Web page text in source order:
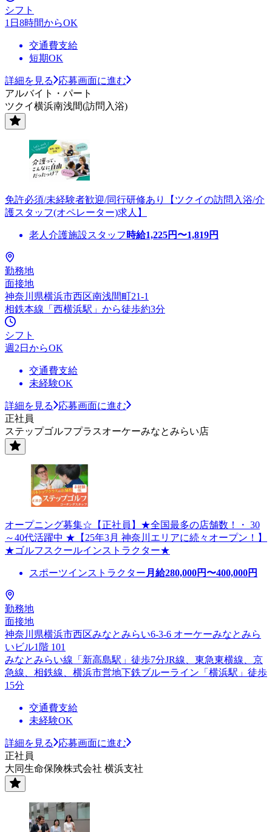
シフト
1日8時間からOK
交通費支給
短期OK
詳細を見る
応募画面に進む
アルバイト・パート
ツクイ横浜南浅間(訪問入浴)
免許必須/未経験者歓迎/同行研修あり【ツクイの訪問入浴/介
護スタッフ(オペレーター)求人】
老人介護施設スタッフ 時給1,225円〜1,819円
勤務地
面接地
神奈川県横浜市西区南浅間町21-1
相鉄本線「西横浜駅」から徒歩約3分
シフト
週2日からOK
交通費支給
未経験OK
詳細を見る
応募画面に進む
正社員
ステップゴルフプラスオーケーみなとみらい店
オープニング募集☆【正社員】★全国最多の店舗数！・ 30
～40代活躍中 ★【25年3月 神奈川エリアに続々オープン！】
★ゴルフスクールインストラクター★
スポーツインストラクター 月給280,000円〜400,000円
勤務地
面接地
神奈川県横浜市西区みなとみらい6-3-6 オーケーみなとみら
いビル1階 101
みなとみらい線「新高島駅」徒歩7分JR線、東急東横線、京
急線、相鉄線、横浜市営地下鉄ブルーライン「横浜駅」徒歩
15分
交通費支給
未経験OK
詳細を見る
応募画面に進む
正社員
大同生命保険株式会社 横浜支社